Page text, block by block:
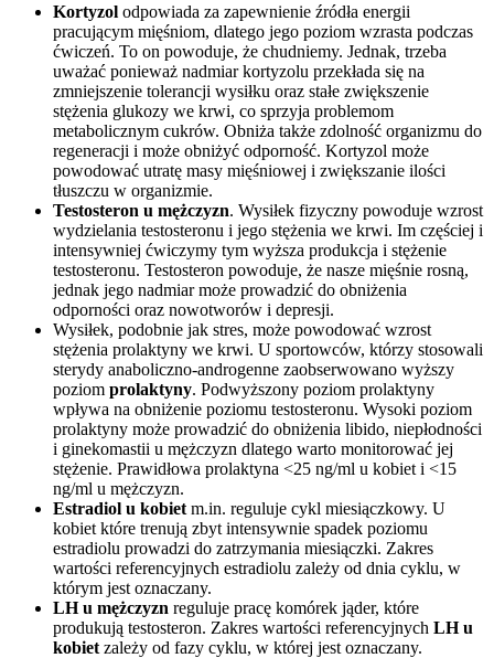
Kortyzol odpowiada za zapewnienie źródła energii
pracującym mięśniom, dlatego jego poziom wzrasta podczas
ćwiczeń. To on powoduje, że chudniemy. Jednak, trzeba
uważać ponieważ nadmiar kortyzolu przekłada się na
zmniejszenie tolerancji wysiłku oraz stałe zwiększenie
stężenia glukozy we krwi, co sprzyja problemom
metabolicznym cukrów. Obniża także zdolność organizmu do
regeneracji i może obniżyć odporność. Kortyzol może
powodować utratę masy mięśniowej i zwiększanie ilości
tłuszczu w organizmie.
Testosteron u mężczyzn. Wysiłek fizyczny powoduje wzrost
wydzielania testosteronu i jego stężenia we krwi. Im częściej i
intensywniej ćwiczymy tym wyższa produkcja i stężenie
testosteronu. Testosteron powoduje, że nasze mięśnie rosną,
jednak jego nadmiar może prowadzić do obniżenia
odporności oraz nowotworów i depresji.
Wysiłek, podobnie jak stres, może powodować wzrost
stężenia prolaktyny we krwi. U sportowców, którzy stosowali
sterydy anaboliczno-androgenne zaobserwowano wyższy
poziom prolaktyny. Podwyższony poziom prolaktyny
wpływa na obniżenie poziomu testosteronu. Wysoki poziom
prolaktyny może prowadzić do obniżenia libido, niepłodności
i ginekomastii u mężczyzn dlatego warto monitorować jej
stężenie. Prawidłowa prolaktyna <25 ng/ml u kobiet i <15
ng/ml u mężczyzn.
Estradiol u kobiet m.in. reguluje cykl miesiączkowy. U
kobiet które trenują zbyt intensywnie spadek poziomu
estradiolu prowadzi do zatrzymania miesiączki. Zakres
wartości referencyjnych estradiolu zależy od dnia cyklu, w
którym jest oznaczany.
LH u mężczyzn reguluje pracę komórek jąder, które
produkują testosteron. Zakres wartości referencyjnych LH u
kobiet zależy od fazy cyklu, w której jest oznaczany.